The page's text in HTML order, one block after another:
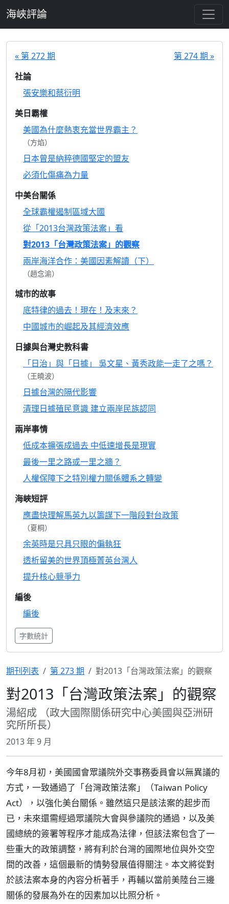
海峽評論
« 第 272 期
第 274 期 »
社論
張安樂和蔡衍明
美日霸權
美國為什麼熱衷充當世界霸主？
（方焰）
日本曾是納粹德國堅定的盟友
必須化傷痛為力量
中美台關係
全球霸權遏制區域大國
從「2013台灣政策法案」看
對2013「台灣政策法案」的觀察
兩岸海洋合作：美國因素解讀（下）
（趙念渝）
城市的故事
底特律的過去！現在！及末來？
中國城市的崛起及其經濟效應
日據與台灣史教科書
「日治」與「日據」 吳文星、黃秀政能一走了之嗎？
（王曉波）
日據台灣的隔代影響
清理日據殖民意識 建立兩岸民族認同
兩岸事情
低成本擴張成過去 中低速增長是現實
最後一里之路或一里之牆？
人權保障下之特別權力關係體系之轉變
海峽短評
應盡快理解馬英九以籌謀下一階段對台政策
（夏桐）
余英時是只具只眼的偏執狂
透析留美的世界頂極菁英台灣人
提升核心競爭力
編後
編後
字數統計
期刊列表 第 273 期 對2013「台灣政策法案」的觀察
對2013「台灣政策法案」的觀察
湯紹成 （政大國際關係研究中心美國與亞洲研
究所所長）
2013 年 9 月
今年8月初，美國國會眾議院外交事務委員會以無異議的
方式，一致通過了「台灣政策法案」（Taiwan Policy
Act），以強化美台關係。雖然這只是該法案的起步而
已，未來還需經過眾議院大會與參議院的通過，以及美
國總統的簽署等程序才能成為法律，但該法案包含了一
些重大的政策調整，將有利於台灣的國際地位與外交空
間的改善，這個最新的情勢發展值得關注。本文將從對
於該法案本身的內容分析著手，再輔以當前美陸台三邊
關係的發展為外在的因素加以比照分析。